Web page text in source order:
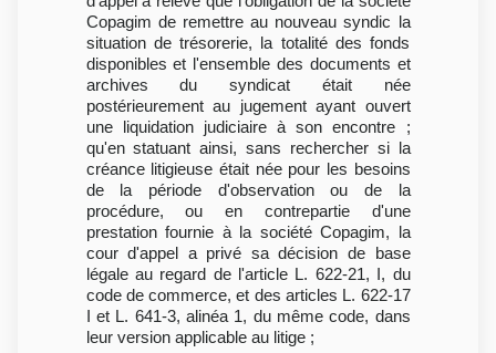
Copagim de remettre au nouveau syndic la
situation de trésorerie, la totalité des fonds
disponibles et l'ensemble des documents et
archives du syndicat était née
postérieurement au jugement ayant ouvert
une liquidation judiciaire à son encontre ;
qu'en statuant ainsi, sans rechercher si la
créance litigieuse était née pour les besoins
de la période d'observation ou de la
procédure, ou en contrepartie d'une
prestation fournie à la société Copagim, la
cour d'appel a privé sa décision de base
légale au regard de l'article L. 622-21, I, du
code de commerce, et des articles L. 622-17
I et L. 641-3, alinéa 1, du même code, dans
leur version applicable au litige ;